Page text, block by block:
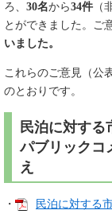
ろ、 30名から34件 （
とができました。ご
いました。
これらのご意見（公
のとおりです。
民泊に対する
パブリックコ
え
・
民泊に対する